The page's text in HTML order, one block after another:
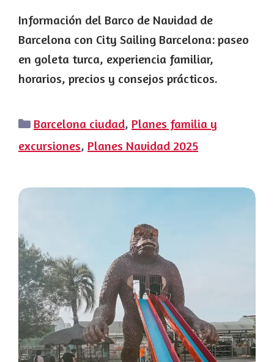
Información del Barco de Navidad de
Barcelona con City Sailing Barcelona: paseo
en goleta turca, experiencia familiar,
horarios, precios y consejos prácticos.
Categorías
Barcelona ciudad, Planes familia y
excursiones, Planes Navidad 2025